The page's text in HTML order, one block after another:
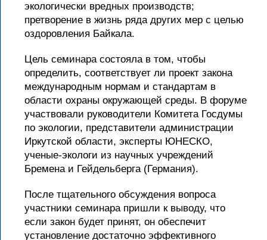
экологически вредных производств;
претворение в жизнь ряда других мер с целью
оздоровления Байкала.
Цель семинара состояла в том, чтобы
определить, соответствует ли проект закона
международным нормам и стандартам в
области охраны окружающей среды. В форуме
участвовали руководители Комитета Госдумы
по экологии, представители администрации
Иркутской области, эксперты ЮНЕСКО,
ученые-экологи из научных учреждений
Бремена и Гейдельберга (Германия).
После тщательного обсуждения вопроса
участники семинара пришли к выводу, что
если закон будет принят, он обеспечит
установление достаточно эффективного